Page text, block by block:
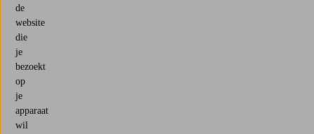
de
website
die
je
bezoekt
op
je
apparaat
wil